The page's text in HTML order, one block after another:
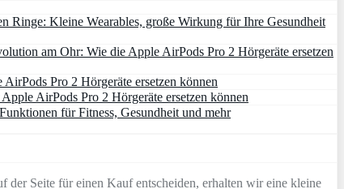
Ringe: Kleine Wearables, große Wirkung für Ihre Gesundheit
am Ohr: Wie die Apple AirPods Pro 2 Hörgeräte ersetzen
Pro 2 Hörgeräte ersetzen können
AirPods Pro 2 Hörgeräte ersetzen können
für Fitness, Gesundheit und mehr
Seite für einen Kauf entscheiden, erhalten wir eine kleine